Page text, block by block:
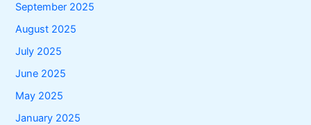
September 2025
August 2025
July 2025
June 2025
May 2025
January 2025